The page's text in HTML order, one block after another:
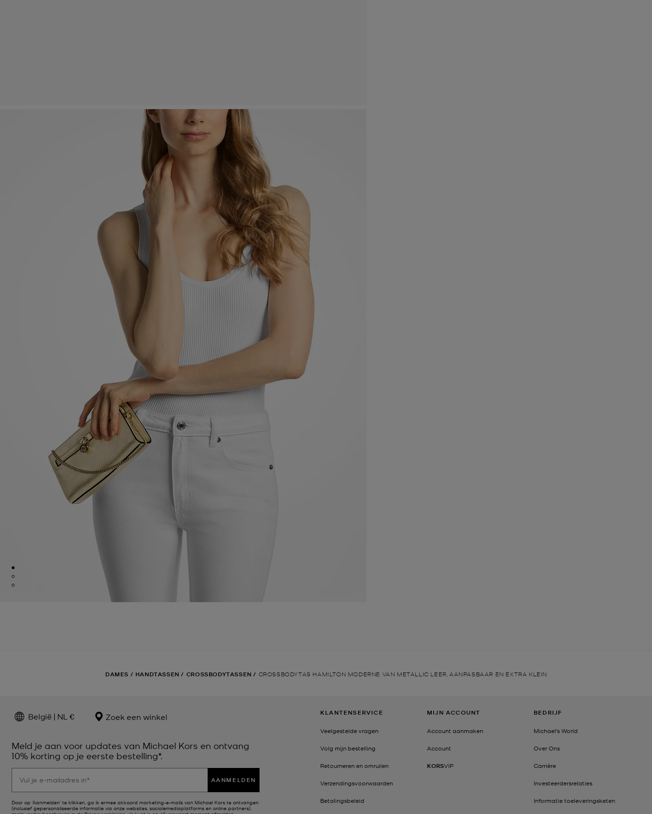
DAMES / HANDTASSEN / CROSSBODYTASSEN / CROSSBODYTAS HAMILTON MODERNE VAN METALLIC LEER, AANPASBAAR EN EXTRA KLEIN
België | NL € Zoek een winkel
Meld je aan voor updates van Michael Kors en ontvang
10% korting op je eerste bestelling*.
AANMELDEN
Door op ‘Aanmelden’ te klikken, ga ik ermee akkoord marketing-e-mails van Michael Kors te ontvangen
(inclusief gepersonaliseerde informatie via onze websites, socialemediaplatforms en online partners),
KLANTENSERVICE
Veelgestelde vragen
Volg mijn bestelling
Retourneren en omruilen
Verzendingsvoorwaarden
Betalingsbeleid
MIJN ACCOUNT
Account aanmaken
Account
KORSVIP
BEDRIJF
Michael's World
Over Ons
Carrière
Investeerdersrelaties
Informatie toeleveringsketen